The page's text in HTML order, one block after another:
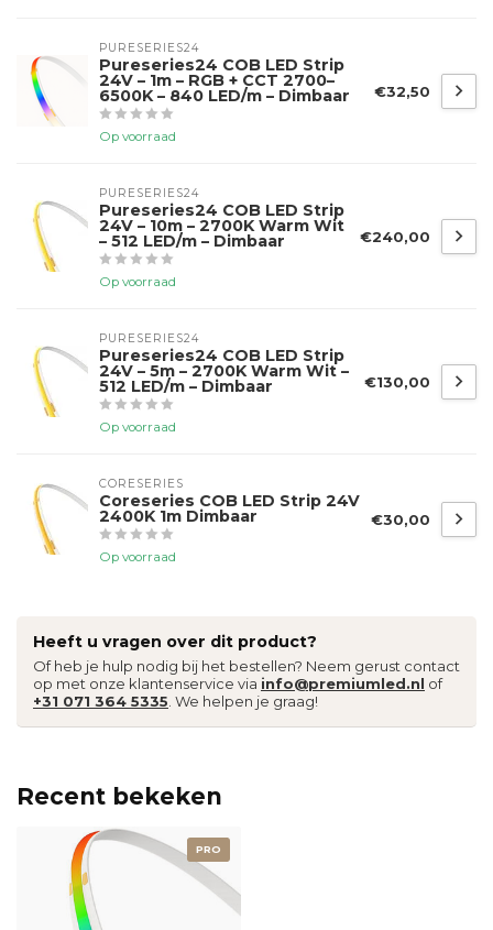
PURESERIES24
Pureseries24 COB LED Strip
24V – 1m – RGB + CCT 2700–
6500K – 840 LED/m – Dimbaar
Op voorraad
€32,50
PURESERIES24
Pureseries24 COB LED Strip
24V – 10m – 2700K Warm Wit
– 512 LED/m – Dimbaar
Op voorraad
€240,00
PURESERIES24
Pureseries24 COB LED Strip
24V – 5m – 2700K Warm Wit –
512 LED/m – Dimbaar
Op voorraad
€130,00
CORESERIES
Coreseries COB LED Strip 24V
2400K 1m Dimbaar
Op voorraad
€30,00
Heeft u vragen over dit product?
Of heb je hulp nodig bij het bestellen? Neem gerust contact
op met onze klantenservice via info@premiumled.nl of
+31 071 364 5335 . We helpen je graag!
Recent bekeken
PRO